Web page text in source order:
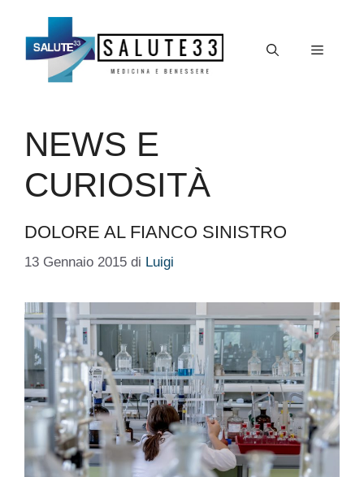
contenuto
Menu
NEWS E
CURIOSITÀ
DOLORE AL FIANCO SINISTRO
13 Gennaio 2015 di Luigi